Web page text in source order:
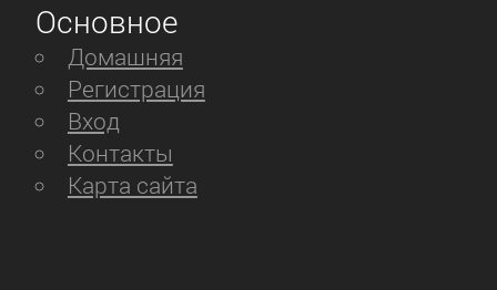
Основное
Домашняя
Регистрация
Вход
Контакты
Карта сайта